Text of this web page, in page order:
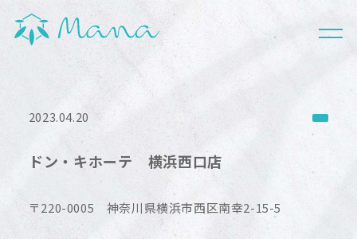
HOME
WHAT'S CBD
PRODUCTS
NEWS
ドン・キホーテ 横浜西口店
2023.04.20
〒220-0005 神奈川県横浜市西区南幸2-15-5